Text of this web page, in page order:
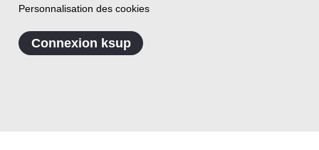
Personnalisation des cookies
Connexion ksup